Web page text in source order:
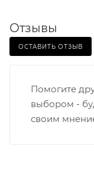
Отзывы
ОСТАВИТЬ ОТЗЫВ
Помогите
выбором -
своим